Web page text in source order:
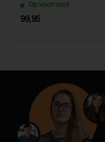
Op voorraad
99,95